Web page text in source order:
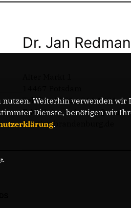
Dr. Jan
Telefon: 0331 / 966 1426
E-Mail: jan.redmann@cdu-
fraktion.brandenburg.de
Weiterhin verwenden
Dienste, benötigen wir
.